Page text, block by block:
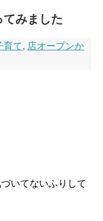
みました
育て, 店オープンか
いてないふりして